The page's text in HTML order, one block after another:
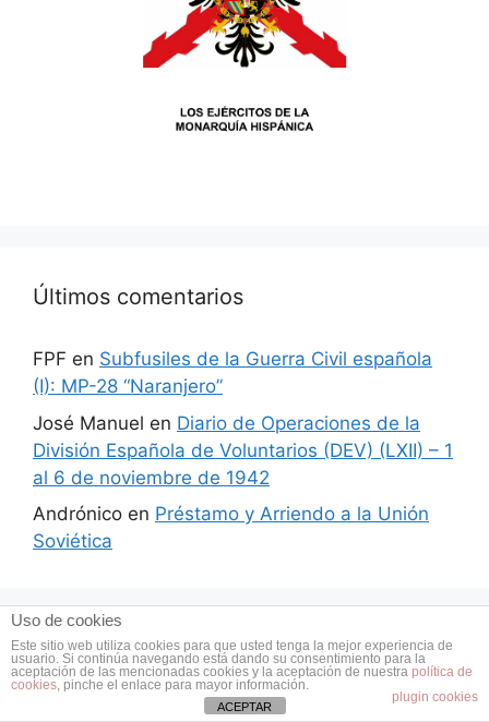
Últimos comentarios
FPF en Subfusiles de la Guerra Civil española
(I): MP-28 “Naranjero”
José Manuel en Diario de Operaciones de la
División Española de Voluntarios (DEV) (LXII) – 1
al 6 de noviembre de 1942
Andrónico en Préstamo y Arriendo a la Unión
Soviética
Tercios en América
Uso de cookies
Este sitio web utiliza cookies para que usted tenga la mejor experiencia de
usuario. Si continúa navegando está dando su consentimiento para la
aceptación de las mencionadas cookies y la aceptación de nuestra política de
cookies, pinche el enlace para mayor información.
plugin cookies
ACEPTAR